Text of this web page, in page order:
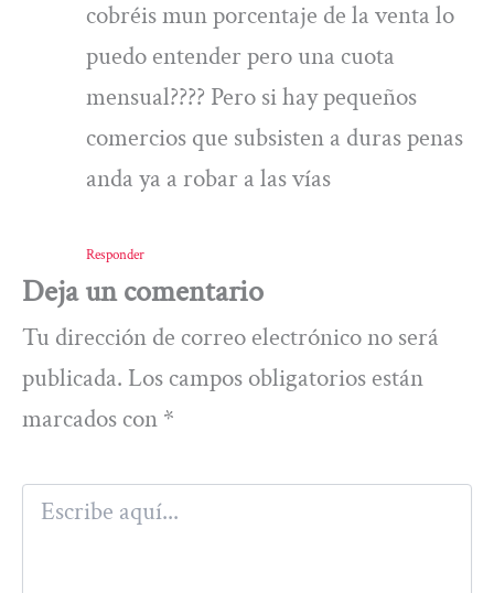
cobréis mun porcentaje de la venta lo
puedo entender pero una cuota
mensual???? Pero si hay pequeños
comercios que subsisten a duras penas
anda ya a robar a las vías
Responder
Deja un comentario
Tu dirección de correo electrónico no será
publicada. Los campos obligatorios están
marcados con *
Escribe
aquí...